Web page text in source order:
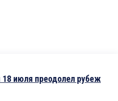
июля преодолел рубеж